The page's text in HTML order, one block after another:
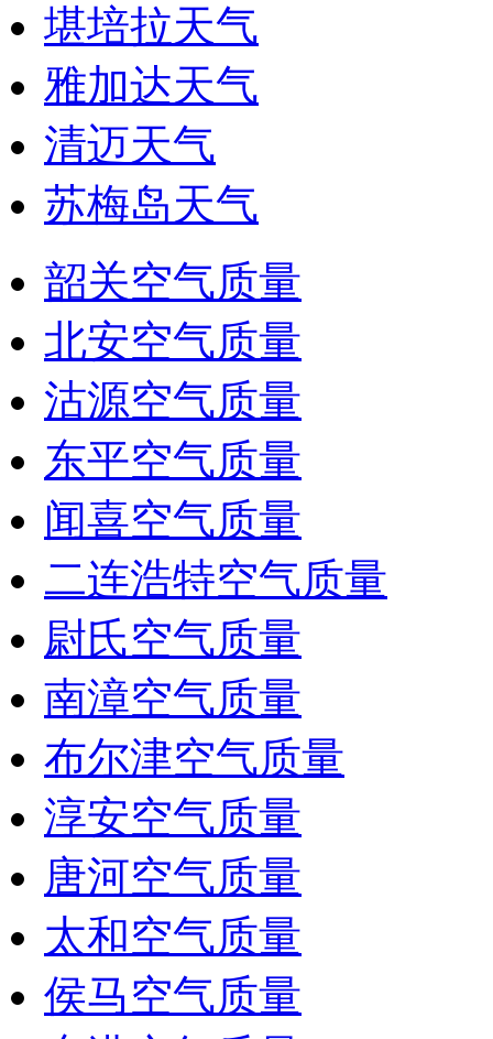
堪培拉天气
雅加达天气
清迈天气
苏梅岛天气
韶关空气质量
北安空气质量
沽源空气质量
东平空气质量
闻喜空气质量
二连浩特空气质量
尉氏空气质量
南漳空气质量
布尔津空气质量
淳安空气质量
唐河空气质量
太和空气质量
侯马空气质量